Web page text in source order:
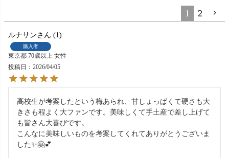
1
2
ルナサン 1
購入者
東京都 70歳以上 女性
投稿日
2026/04/05
高校生が考案したという梅あられ、甘しょっぱくて硬さも大
きさも程よく大ファンです。美味しくて手土産で差し上げて
も皆さん大喜びです。
こんなに美味しいものを考案してくれてありがとうございま
した✨🤗💕